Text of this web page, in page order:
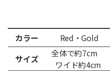
カラー Red・Gold
サイズ
全体で約7cm
ワイド約4cm